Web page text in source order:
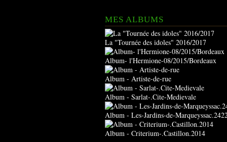
MES ALBUMS
La "Tournée des idoles" 2016/2017
Album- l'Hermione-08/2015/Bordeaux
Album - Artiste-de-rue
Album - Sarlat-.Cite-Medievale
Album - Les-Jardins-de-
Album - Criterium-.Castillon.2014